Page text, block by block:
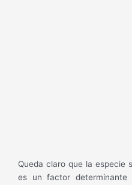
Queda claro que la especie
es un factor determinante